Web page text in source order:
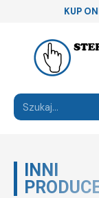
KUP
INNI